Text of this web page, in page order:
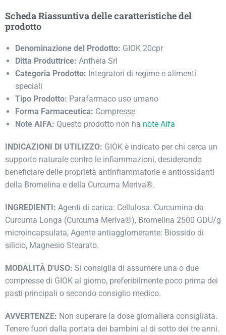
Scheda Riassuntiva delle caratteristiche del
prodotto
Denominazione del Prodotto: GIOK 20cpr
Ditta Produttrice: Antheia Srl
Categoria Prodotto: Integratori di regime e alimenti
speciali
Tipo Prodotto: Parafarmaco uso umano
Forma Farmaceutica: Compresse
Note AIFA: Questo prodotto non ha note Aifa
INDICAZIONI DI UTILIZZO: GIOK è indicato per chi cerca un
supporto naturale contro le infiammazioni, desiderando
beneficiare delle proprietà antinfiammatorie e antiossidanti
della Bromelina e della Curcuma Meriva®.
INGREDIENTI: Agenti di carica: Cellulosa. Curcumina da
Curcuma Longa (Curcuma Meriva®), Bromelina 2500 GDU/g
microincapsulata, Agente antiagglomerante: Biossido di
silicio, Magnesio Stearato.
MODALITÀ D'USO: Si consiglia di assumere una o due
compresse di GIOK al giorno, preferibilmente poco prima dei
pasti principali o secondo consiglio medico.
AVVERTENZE: Non superare la dose giornaliera consigliata.
Tenere fuori dalla portata dei bambini al di sotto dei tre anni.